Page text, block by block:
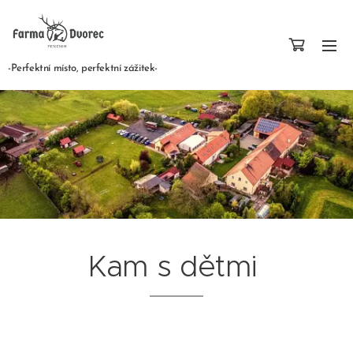
-Perfektní místo, perfektní zážitek-
Kam s dětmi